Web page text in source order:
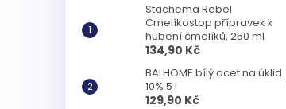
Stachema Rebel
Čmelíkostop přípravek k
hubení čmelíků, 250 ml
134,90 Kč
BALHOME bílý ocet na úklid
10% 5 l
129,90 Kč